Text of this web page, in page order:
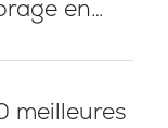
en
pratiques
meilleures